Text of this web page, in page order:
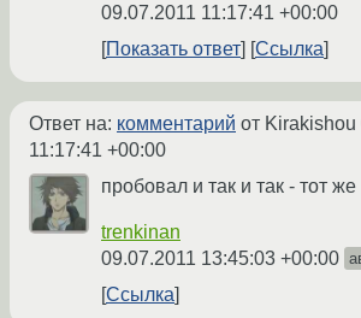
09.07.2011 11:17:41 +00:00
Показать ответ
Ссылка
Ответ на: комментарий от Kirakishou
11:17:41 +00:00
пробовал и так и так - тот же
trenkinan
09.07.2011 13:45:03 +00:00
Ссылка